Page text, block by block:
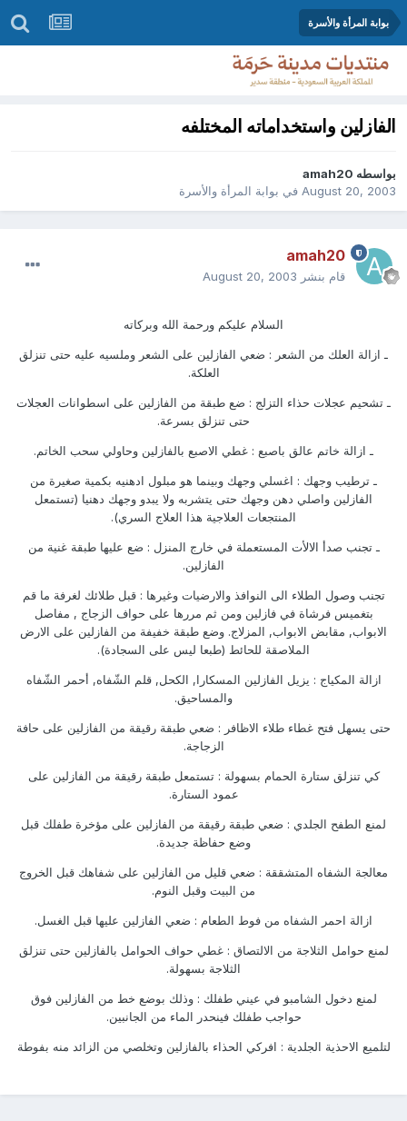
بوابة المرأة والأسرة
الفازلين واستخداماته المختلفه
بواسطه amah20
August 20, 2003في بوابة المرأة والأسرة
amah20
قام بنشر August 20, 2003
السلام عليكم ورحمة الله وبركاته
ـ ازالة العلك من الشعر : ضعي الفازلين على الشعر وملسيه عليه حتى تنزلق
العلكة.
ـ تشحيم عجلات حذاء التزلج : ضع طبقة من الفازلين على اسطوانات العجلات
حتى تنزلق بسرعة.
ـ ازالة خاتم عالق باصبع : غطي الاصبع بالفازلين وحاولي سحب الخاتم.
ـ ترطيب وجهك : اغسلي وجهك وبينما هو مبلول ادهنيه بكمية صغيرة من
الفازلين واصلي دهن وجهك حتى يتشربه ولا يبدو وجهك دهنيا (تستمعل
المنتجعات العلاجية هذا العلاج السري).
ـ تجنب صدأ الالأت المستعملة في خارج المنزل : ضع عليها طبقة غنية من
الفازلين.
تجنب وصول الطلاء الى النوافذ والارضيات وغيرها : قبل طلائك لغرفة ما قم
بتغميس فرشاة في فازلين ومن ثم مررها على حواف الزجاج , مفاصل
الابواب, مقابض الابواب, المزلاج. وضع طبقة خفيفة من الفازلين على الارض
الملاصقة للحائط (طبعا ليس على السجادة).
ازالة المكياج : يزيل الفازلين المسكارا, الكحل, قلم الشّفاه, أحمر الشّفاه
والمساحيق.
حتى يسهل فتح غطاء طلاء الاظافر : ضعي طبقة رقيقة من الفازلين على حافة
الزجاجة.
كي تنزلق ستارة الحمام بسهولة : تستمعل طبقة رقيقة من الفازلين على
عمود الستارة.
لمنع الطفح الجلدي : ضعي طبقة رقيقة من الفازلين على مؤخرة طفلك قبل
وضع حفاظة جديدة.
معالجة الشفاه المتشققة : ضعي قليل من الفازلين على شفاهك قبل الخروج
من البيت وقبل النوم.
ازالة احمر الشفاه من فوط الطعام : ضعي الفازلين عليها قبل الغسل.
لمنع حوامل الثلاجة من الالتصاق : غطي حواف الحوامل بالفازلين حتى تنزلق
الثلاجة بسهولة.
لمنع دخول الشامبو في عيني طفلك : وذلك بوضع خط من الفازلين فوق
حواجب طفلك فينحدر الماء من الجانبين.
لتلميع الاحذية الجلدية : افركي الحذاء بالفازلين وتخلصي من الزائد منه بفوطة